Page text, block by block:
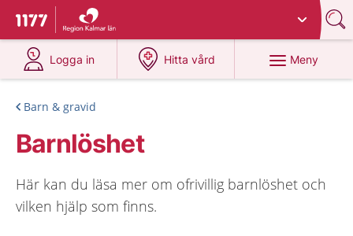
Till startsidan för 1177
Du har valt region
Logga in
på 1177.se
Hitta vård
på 1177.se
Meny
Barn & gravid
Barnlöshet
Här kan du läsa mer om ofrivillig barnlöshet och
vilken hjälp som finns.